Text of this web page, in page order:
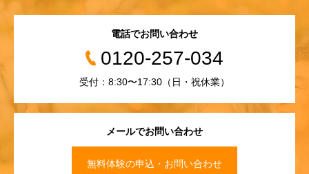
メールでお問い合わせ
無料体験の申込・お問い合わせ
電話でお問い合わせ
0120-257-034
受付：8:30〜17:30（日・祝休業）